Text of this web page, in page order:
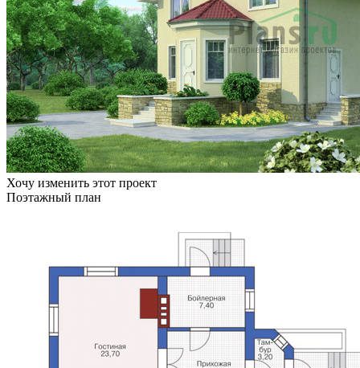
Хочу изменить этот проект
Поэтажный план